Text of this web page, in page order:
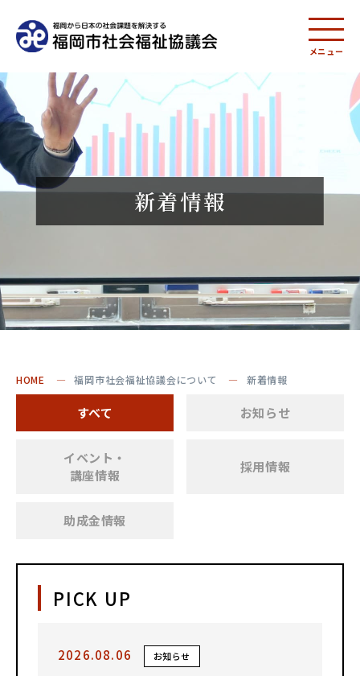
メニュー
新着情報
HOME 福岡市社会福祉協議会について 新着情報
すべて お知らせ
イベント・
講座情報
採用情報
助成金情報
PICK UP
2026.08.06 お知らせ